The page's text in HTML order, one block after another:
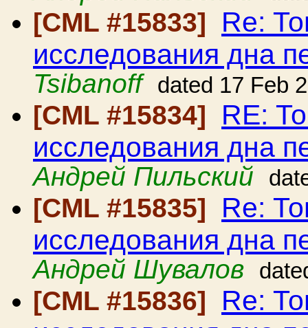
[CML #15833] Re:
исследования дна
Tsibanoff
dated 17 Feb
[CML #15834] RE:
исследования дна
Андрей Пильский
[CML #15835] Re:
исследования дна
Андрей Шувалов
[CML #15836] Re: